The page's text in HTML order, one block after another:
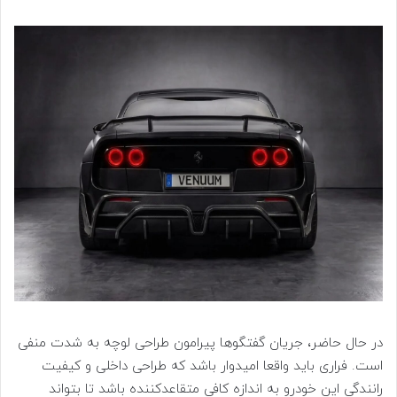
در حال حاضر، جریان گفتگوها پیرامون طراحی لوچه به شدت منفی
است. فراری باید واقعا امیدوار باشد که طراحی داخلی و کیفیت
رانندگی این خودرو به اندازه کافی متقاعدکننده باشد تا بتواند